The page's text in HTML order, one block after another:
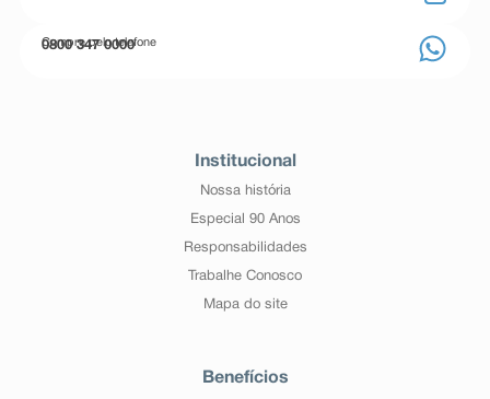
Compre pelo telefone
0800 347 0000
Institucional
Nossa história
Especial 90 Anos
Responsabilidades
Trabalhe Conosco
Mapa do site
Benefícios